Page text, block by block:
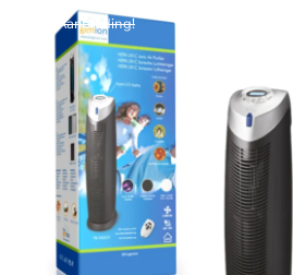
Aanbieding!